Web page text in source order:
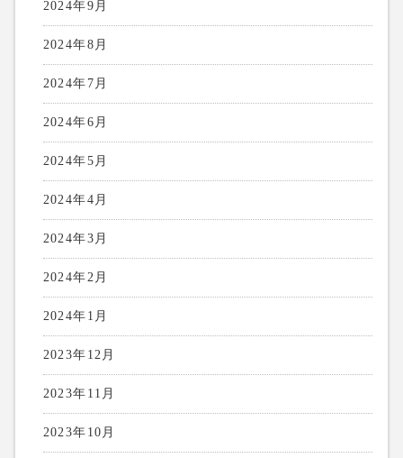
2024年9月
2024年8月
2024年7月
2024年6月
2024年5月
2024年4月
2024年3月
2024年2月
2024年1月
2023年12月
2023年11月
2023年10月